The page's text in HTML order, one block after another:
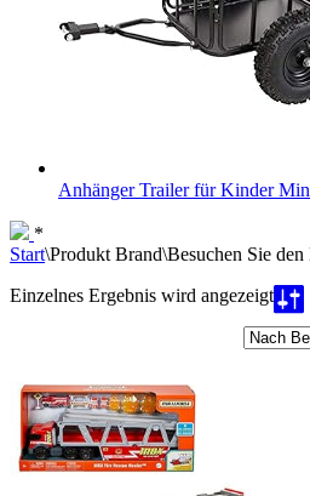
Anhänger Trailer für Kinder
*
Start\Produkt Brand\Besuchen Sie
Einzelnes Ergebnis wird angezeigt